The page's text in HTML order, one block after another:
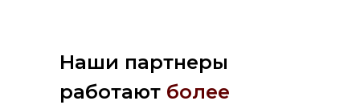
Наши партнеры
работают более